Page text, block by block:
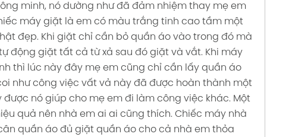
minh, nó dường như đã đảm nhiệm thay mẹ em
máy giặt là em có màu trắng tinh cao tầm một
đẹp. Khi giặt chỉ cần bỏ quần áo vào trong đó mà
động giặt tất cả từ xả sau đó giặt và vắt. Khi máy
thì lúc này đây mẹ em cũng chỉ cần lấy quần áo
như công việc vất vả này đã được hoàn thành một
nó giúp cho mẹ em đi làm công việc khác. Một
quả nên nhà em ai ai cũng thích. Chiếc máy nhà
quần áo đủ giặt quần áo cho cả nhà em thỏa